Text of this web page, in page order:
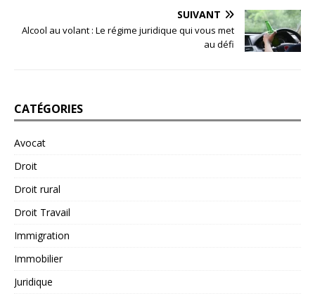
SUIVANT
Alcool au volant : Le régime juridique qui vous met
au défi
CATÉGORIES
Avocat
Droit
Droit rural
Droit Travail
Immigration
Immobilier
Juridique